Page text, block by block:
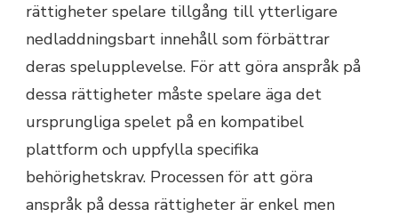
rättigheter spelare tillgång till ytterligare
nedladdningsbart innehåll som förbättrar
deras spelupplevelse. För att göra anspråk på
dessa rättigheter måste spelare äga det
ursprungliga spelet på en kompatibel
plattform och uppfylla specifika
behörighetskrav. Processen för att göra
anspråk på dessa rättigheter är enkel men